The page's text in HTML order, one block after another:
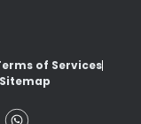
of Services
Sitemap